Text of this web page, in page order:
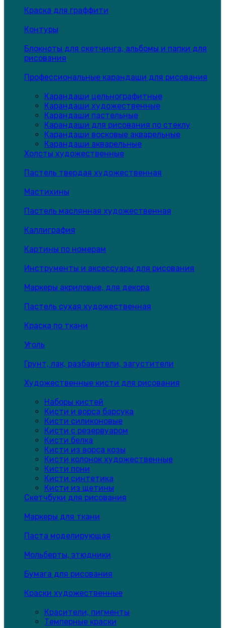
Краска для граффити
Контуры
Блокноты для скетчинга, альбомы и папки для
рисования
Профессиональные карандаши для рисования
Карандаши цельнографитные
Карандаши художественные
Карандаши пастельные
Карандаши для рисования по стеклу
Карандаши восковые акварельные
Карандаши акварельные
Холсты художественные
Пастель твердая художественная
Мастихины
Пастель маслянная художественная
Каллиграфия
Картины по номерам
Инструменты и аксессуары для рисования
Маркеры акриловые, для декора
Пастель сухая художественная
Краска по ткани
Уголь
Грунт, лак, разбавители, загустители
Художественные кисти для рисования
Наборы кистей
Кисти и ворса барсука
Кисти силиконовые
Кисти с резервуаром
Кисти белка
Кисти из ворса козы
Кисти колонок художественные
Кисти пони
Кисти синтетика
Кисти из щетины
Скетчбуки для рисования
Маркеры для ткани
Паста моделирующая
Мольберты, этюдники
Бумага для рисования
Краски художественные
Красители, пигменты
Темперные краски